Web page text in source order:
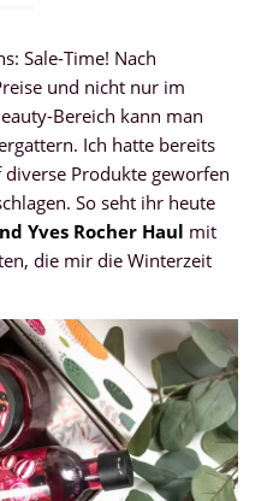
Sale-Time! Nach
und nicht nur im
Bereich kann man
Ich hatte bereits
Produkte geworfen
So seht ihr heute
Yves Rocher Haul mit
die mir die Winterzeit